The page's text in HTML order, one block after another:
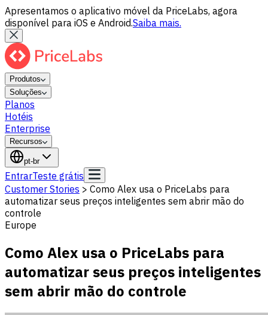
Apresentamos o aplicativo móvel da PriceLabs, agora
disponível para iOS e Android.Saiba mais.
Produtos
Soluções
Planos
Hotéis
Enterprise
Recursos
pt-br
EntrarTeste grátis
Customer Stories > Como Alex usa o PriceLabs para
automatizar seus preços inteligentes sem abrir mão do
controle
Europe
Como Alex usa o PriceLabs para
automatizar seus preços inteligentes
sem abrir mão do controle